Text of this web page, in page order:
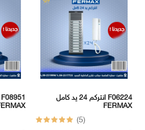
انتركم 24 يد كامل F06224
FERMAX
(5)